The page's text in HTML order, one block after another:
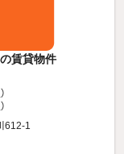
賃貸物件
612-1